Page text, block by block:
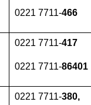
0221 7711-466
0221 7711-417
0221 7711-86401
0221 7711-380,